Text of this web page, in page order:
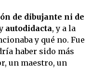
de dibujante ni de
autodidacta, y a la
y qué no. Fue
haber sido más
un maestro, un